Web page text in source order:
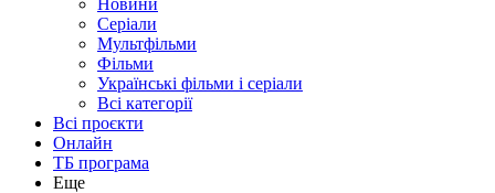
Новини
Серіали
Мультфільми
Фільми
Українські фільми і серіали
Всі категорії
Всі проєкти
Онлайн
ТБ програма
Еще